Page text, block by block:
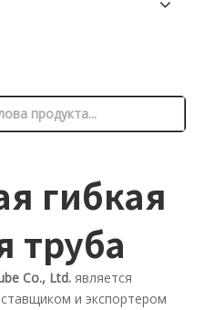
гибкая
труба
Co., Ltd. является
и экспортером